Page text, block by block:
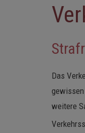
Das
weitere